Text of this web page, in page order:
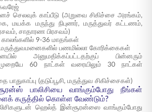
செலவுக் காப்பீடு (அறுவை சிகிச்சை அரங்கம்,
மயக்க மருந்து நிபுணர், மருத்துவர் கட்டணம்,
சாதாரண பிரசவம்)
காலங்களில் 9-36 மாதங்கள்
பணமில்லா கோரிக்கைகள்
அனுமதிக்கப்பட்டதற்குப் பின்னரும்
60 நாட்கள் வரையிலும் 30 நாட்கள்
பாதுகாப்பு (தடுப்பூசி, மருத்துவ சிகிச்சைகள்)
பாலிசியை வாங்கும்போது நீங்கள்
கருத்தில் கொள்ள வேண்டும்?
ஹெல்த் இன்சூரன்ஸை வாங்கும்போது